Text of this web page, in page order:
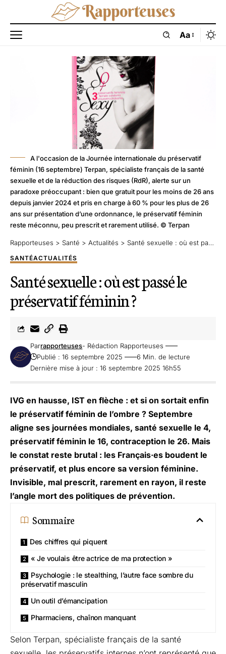
Aa
A l'occasion de la Journée internationale du préservatif
féminin (16 septembre) Terpan, spécialiste français de la santé
sexuelle et de la réduction des risques (RdR), alerte sur un
paradoxe préoccupant : bien que gratuit pour les moins de 26 ans
depuis janvier 2024 et pris en charge à 60 % pour les plus de 26
ans sur présentation d’une ordonnance, le préservatif féminin
reste méconnu, peu prescrit et rarement utilisé. © Terpan
Rapporteuses > Santé > Actualités > Santé sexuelle : où est passé le préservatif féminin ?
SANTÉACTUALITÉS
Santé sexuelle : où est passé le
préservatif féminin ?
Dernière mise à jour : 16 septembre 2025 16h55
Parrapporteuses- Rédaction Rapporteuses
Publié : 16 septembre 2025
6 Min. de lecture
IVG en hausse, IST en flèche : et si on sortait enfin
le préservatif féminin de l’ombre ? Septembre
aligne ses journées mondiales, santé sexuelle le 4,
préservatif féminin le 16, contraception le 26. Mais
le constat reste brutal : les Français·es boudent le
préservatif, et plus encore sa version féminine.
Invisible, mal prescrit, rarement en rayon, il reste
l’angle mort des politiques de prévention.
Sommaire
Des chiffres qui piquent
« Je voulais être actrice de ma protection »
Psychologie : le stealthing, l’autre face sombre du
préservatif masculin
Un outil d’émancipation
Pharmaciens, chaînon manquant
Selon Terpan, spécialiste français de la santé